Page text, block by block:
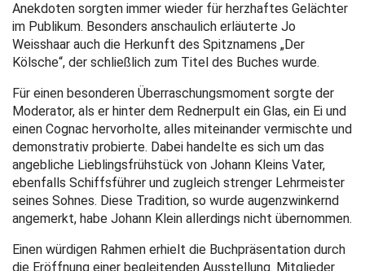
Anekdoten sorgten immer wieder für herzhaftes Gelächter
im Publikum. Besonders anschaulich erläuterte Jo
Weisshaar auch die Herkunft des Spitznamens „Der
Kölsche“, der schließlich zum Titel des Buches wurde.
Für einen besonderen Überraschungsmoment sorgte der
Moderator, als er hinter dem Rednerpult ein Glas, ein Ei und
einen Cognac hervorholte, alles miteinander vermischte und
demonstrativ probierte. Dabei handelte es sich um das
angebliche Lieblingsfrühstück von Johann Kleins Vater,
ebenfalls Schiffsführer und zugleich strenger Lehrmeister
seines Sohnes. Diese Tradition, so wurde augenzwinkernd
angemerkt, habe Johann Klein allerdings nicht übernommen.
Einen würdigen Rahmen erhielt die Buchpräsentation durch
die Eröffnung einer begleitenden Ausstellung. Mitglieder